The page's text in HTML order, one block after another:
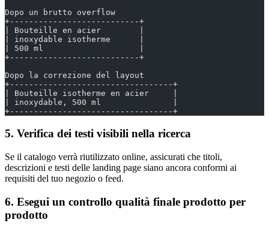
Dopo un brutto overflow
+---------------------------+
| Bouteille en acier        |
| inoxydable isotherme      |
| 500 ml                    |
+---------------------------+
Dopo la correzione del layout
+----------------------------------+
| Bouteille isotherme en acier     |
| inoxydable, 500 ml               |
+----------------------------------+
5. Verifica dei testi visibili nella ricerca
Se il catalogo verrà riutilizzato online, assicurati che titoli,
descrizioni e testi delle landing page siano ancora conformi ai
requisiti del tuo negozio o feed.
6. Esegui un controllo qualità finale prodotto per
prodotto